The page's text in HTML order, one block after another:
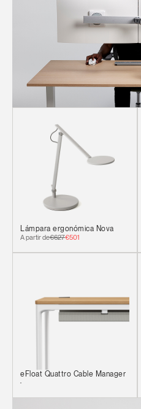
Lámpara ergonómica Nova
A partir de€627€501
eFloat Quattro Cable Manager